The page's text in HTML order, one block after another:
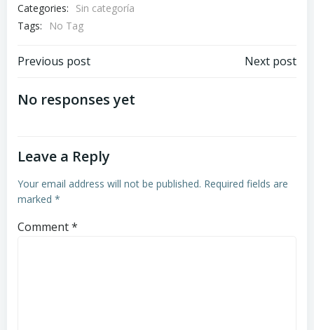
Categories:
Sin categoría
Tags:
No Tag
Post
navigation
Previous post Next post
No responses yet
Leave a Reply
Your email address will not be published. Required fields are
marked *
Comment*